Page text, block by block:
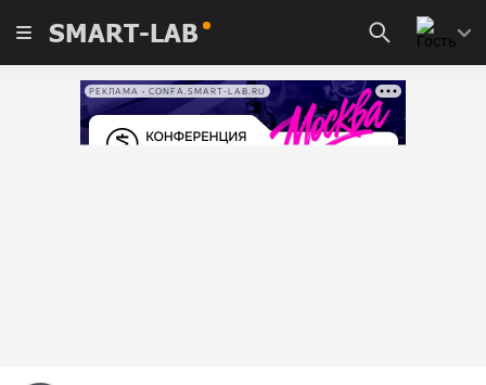
SMART-LAB
РЕКЛАМА • CONFA.SMART-LAB.RU